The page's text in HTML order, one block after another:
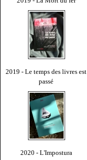
2019 - Le temps des livres est
passé
2020 - L'Impostura